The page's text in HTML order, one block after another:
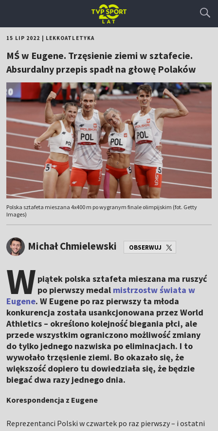
15 LIP 2022 LEKKOATLETYKA
MŚ w Eugene. Trzęsienie ziemi w sztafecie.
Absurdalny przepis spadł na głowę Polaków
Polska sztafeta mieszana 4x400 m po wygranym finale olimpijskim (fot. Getty
Images)
Michał Chmielewski OBSERWUJ
W piątek polska sztafeta mieszana ma ruszyć
po pierwszy medal mistrzostw świata w
Eugene. W Eugene po raz pierwszy ta młoda
konkurencja została usankcjonowana przez World
Athletics – określono kolejność biegania płci, ale
przede wszystkim ograniczono możliwość zmiany
do tylko jednego nazwiska po eliminacjach. I to
wywołało trzęsienie ziemi. Bo okazało się, że
większość dopiero tu dowiedziała się, że będzie
biegać dwa razy jednego dnia.
Korespondencja z Eugene
Reprezentanci Polski w czwartek po raz pierwszy – i ostatni